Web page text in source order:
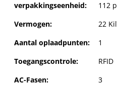
verpakkingseenheid:
112
Vermogen:
22
Aantal oplaadpunten:
1
Toegangscontrole:
RFID
AC-Fasen:
3